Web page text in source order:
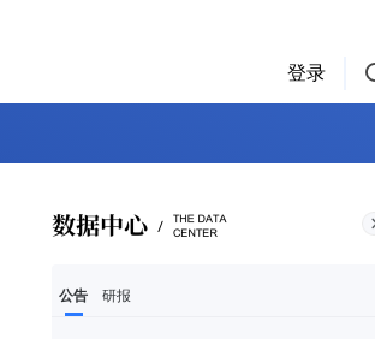
登录
公告 研报